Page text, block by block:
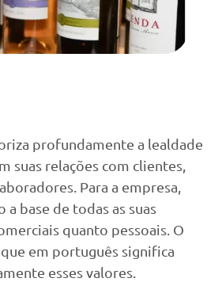
profundamente a lealdade
suas relações com clientes,
Para a empresa,
a base de todas as suas
quanto pessoais. O
em português significa
esses valores.